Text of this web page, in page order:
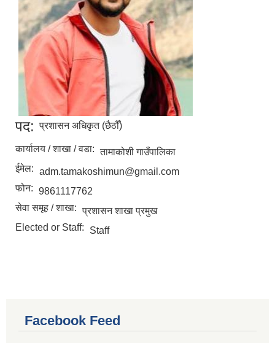
पद: प्रशासन अधिकृत (छैठौँ)
कार्यालय / शाखा / वडा: तामाकोशी गाउँपालिका
ईमेल: adm.tamakoshimun@gmail.com
फोन: 9861117762
सेवा समूह / शाखा: प्रशासन शाखा प्रमुख
Elected or Staff:
Staff
Facebook Feed